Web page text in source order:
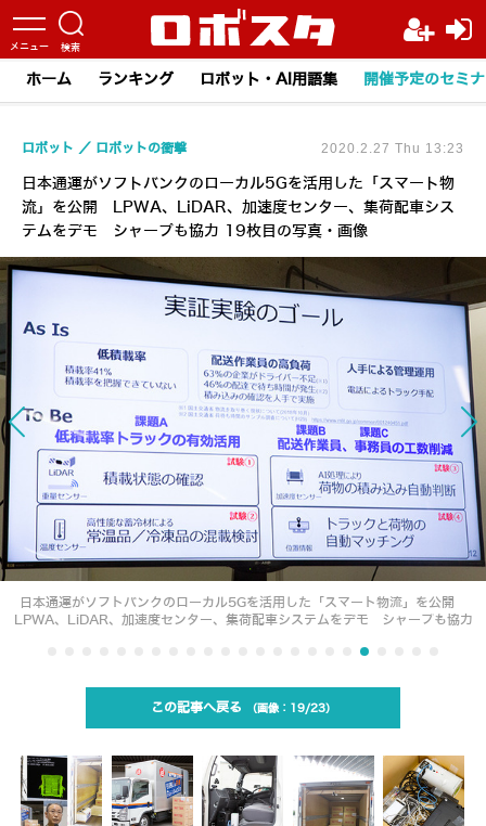
ホーム ランキング ロボット・AI用語集 開催予定のセミ
日本通運がソフトバンクのローカル5Gを活用した「スマート物
流」を公開 LPWA、LiDAR、加速度センター、集荷配車シス
テムをデモ シャープも協力 19枚目の写真・画像
ロボット ロボットの衝撃 2020.2.27 Thu 13:23
日本通運がソフトバンクのローカル5Gを活用した「スマート物流」を公開
LPWA、LiDAR、加速度センター、集荷配車システムをデモ シャープも協力
この記事へ戻る 19/23